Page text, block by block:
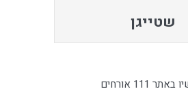
שטייגן
111 אורחים